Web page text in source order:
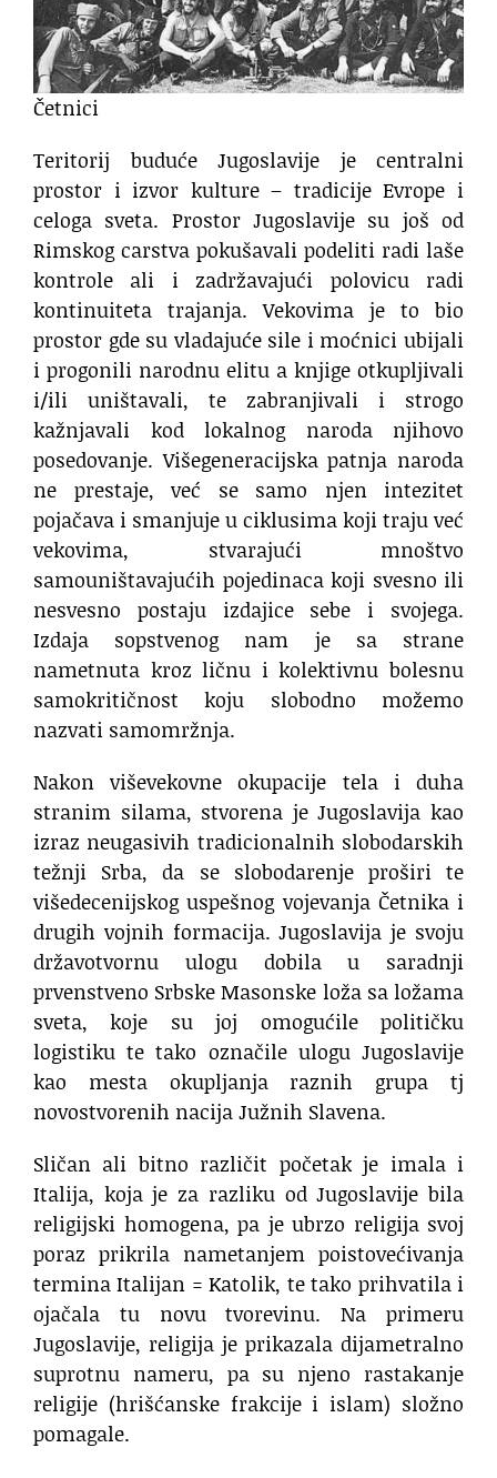
Četnici
Teritorij buduće Jugoslavije je centralni
prostor i izvor kulture – tradicije Evrope i
celoga sveta. Prostor Jugoslavije su još od
Rimskog carstva pokušavali podeliti radi laše
kontrole ali i zadržavajući polovicu radi
kontinuiteta trajanja. Vekovima je to bio
prostor gde su vladajuće sile i moćnici ubijali
i progonili narodnu elitu a knjige otkupljivali
i/ili uništavali, te zabranjivali i strogo
kažnjavali kod lokalnog naroda njihovo
posedovanje. Višegeneracijska patnja naroda
ne prestaje, već se samo njen intezitet
pojačava i smanjuje u ciklusima koji traju već
vekovima, stvarajući mnoštvo
samouništavajućih pojedinaca koji svesno ili
nesvesno postaju izdajice sebe i svojega.
Izdaja sopstvenog nam je sa strane
nametnuta kroz ličnu i kolektivnu bolesnu
samokritičnost koju slobodno možemo
nazvati samomržnja.
Nakon viševekovne okupacije tela i duha
stranim silama, stvorena je Jugoslavija kao
izraz neugasivih tradicionalnih slobodarskih
težnji Srba, da se slobodarenje proširi te
višedecenijskog uspešnog vojevanja Četnika i
drugih vojnih formacija. Jugoslavija je svoju
državotvornu ulogu dobila u saradnji
prvenstveno Srbske Masonske loža sa ložama
sveta, koje su joj omogućile političku
logistiku te tako označile ulogu Jugoslavije
kao mesta okupljanja raznih grupa tj
novostvorenih nacija Južnih Slavena.
Sličan ali bitno različit početak je imala i
Italija, koja je za razliku od Jugoslavije bila
religijski homogena, pa je ubrzo religija svoj
poraz prikrila nametanjem poistovećivanja
termina Italijan = Katolik, te tako prihvatila i
ojačala tu novu tvorevinu. Na primeru
Jugoslavije, religija je prikazala dijametralno
suprotnu nameru, pa su njeno rastakanje
religije (hrišćanske frakcije i islam) složno
pomagale.